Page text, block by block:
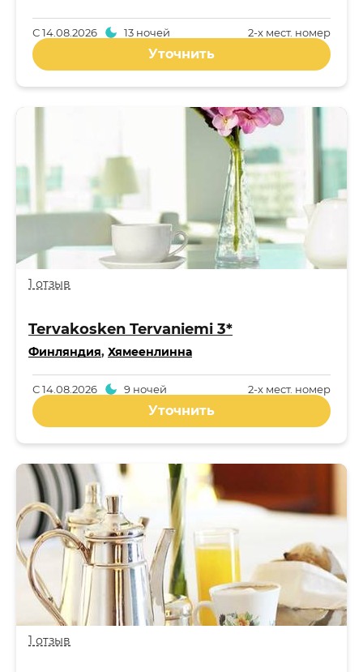
2-x мест. номер
С14.08.2026 13 ночей
Уточнить
1 отзыв
Tervakosken Tervaniemi 3*
Финляндия, Хямеенлинна
2-x мест. номер
С14.08.2026 9 ночей
Уточнить
1 отзыв